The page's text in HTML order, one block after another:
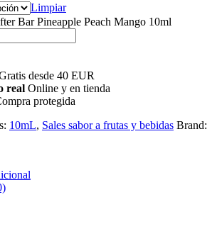
Limpiar
Bar Pineapple Peach Mango 10ml
desde 40 EUR
real Online y en tienda
protegida
10mL, Sales sabor a frutas y bebidas Brand: